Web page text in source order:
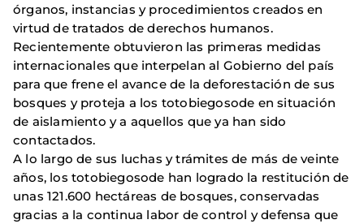
órganos, instancias y procedimientos creados en
virtud de tratados de derechos humanos.
Recientemente obtuvieron las primeras medidas
internacionales que interpelan al Gobierno del país
para que frene el avance de la deforestación de sus
bosques y proteja a los totobiegosode en situación
de aislamiento y a aquellos que ya han sido
contactados.
A lo largo de sus luchas y trámites de más de veinte
años, los totobiegosode han logrado la restitución de
unas 121.600 hectáreas de bosques, conservadas
gracias a la continua labor de control y defensa que